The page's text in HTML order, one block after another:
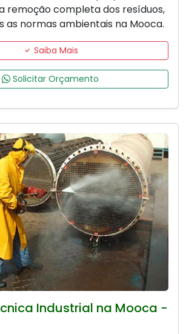
remoção completa dos resíduos,
as normas ambientais na Mooca.
Saiba Mais
Solicitar Orçamento
Industrial na Mooca -